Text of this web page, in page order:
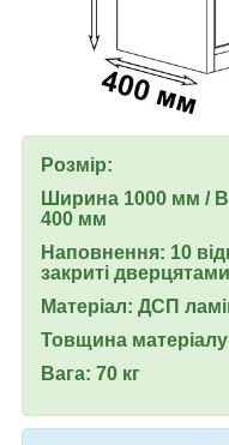
Розмір:
Ширина 1000 мм /
400 мм
Наповнення: 10
закриті дверцятами
Матеріал: ДСП
Товщина
Вага: 70 кг